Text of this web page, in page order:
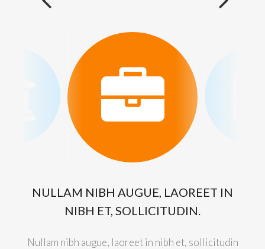
NULLAM NIBH AUGUE, LAOREET IN
NIBH ET, SOLLICITUDIN.
Nullam nibh augue, laoreet in nibh et, sollicitudin